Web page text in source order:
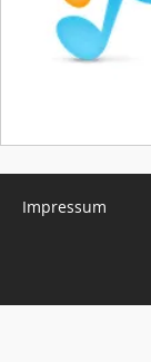
Impressum